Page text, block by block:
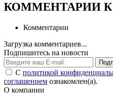
КОММЕНТАРИИ К
Комментарии
Загрузка комментариев...
Подпишитесь на новости
С политикой
соглашением ознакомлен(а).
О компании